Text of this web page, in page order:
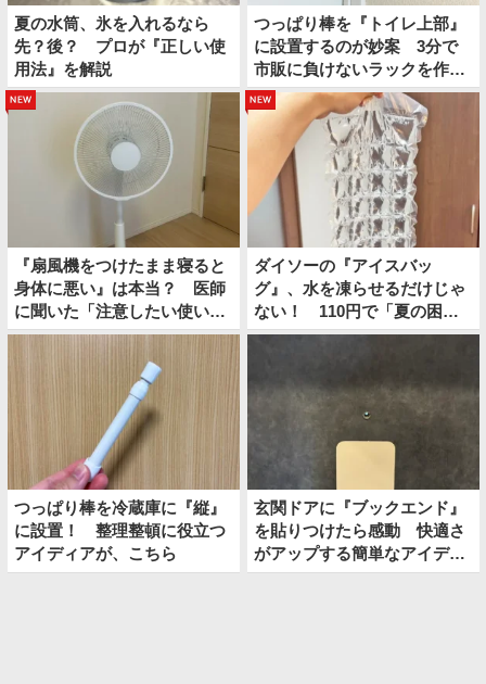
夏の水筒、氷を入れるなら
先？後？ プロが『正しい使
用法』を解説
つっぱり棒を『トイレ上部』
に設置するのが妙案 3分で
市販に負けないラックを作る
方法
『扇風機をつけたまま寝ると
身体に悪い』は本当？ 医師
に聞いた「注意したい使い
方」
new
ダイソーの『アイスバッ
グ』、水を凍らせるだけじゃ
ない！ 110円で「夏の困り
ごと」を解決
つっぱり棒を冷蔵庫に『縦』
に設置！ 整理整頓に役立つ
アイディアが、こちら
玄関ドアに『ブックエンド』
を貼りつけたら感動 快適さ
がアップする簡単なアイディ
アとは